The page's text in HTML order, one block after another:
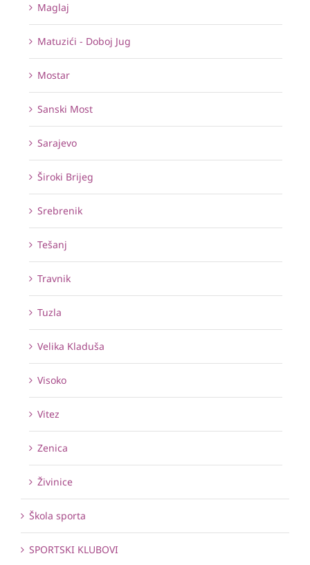
Maglaj
Matuzići - Doboj Jug
Mostar
Sanski Most
Sarajevo
Široki Brijeg
Srebrenik
Tešanj
Travnik
Tuzla
Velika Kladuša
Visoko
Vitez
Zenica
Živinice
Škola sporta
SPORTSKI KLUBOVI